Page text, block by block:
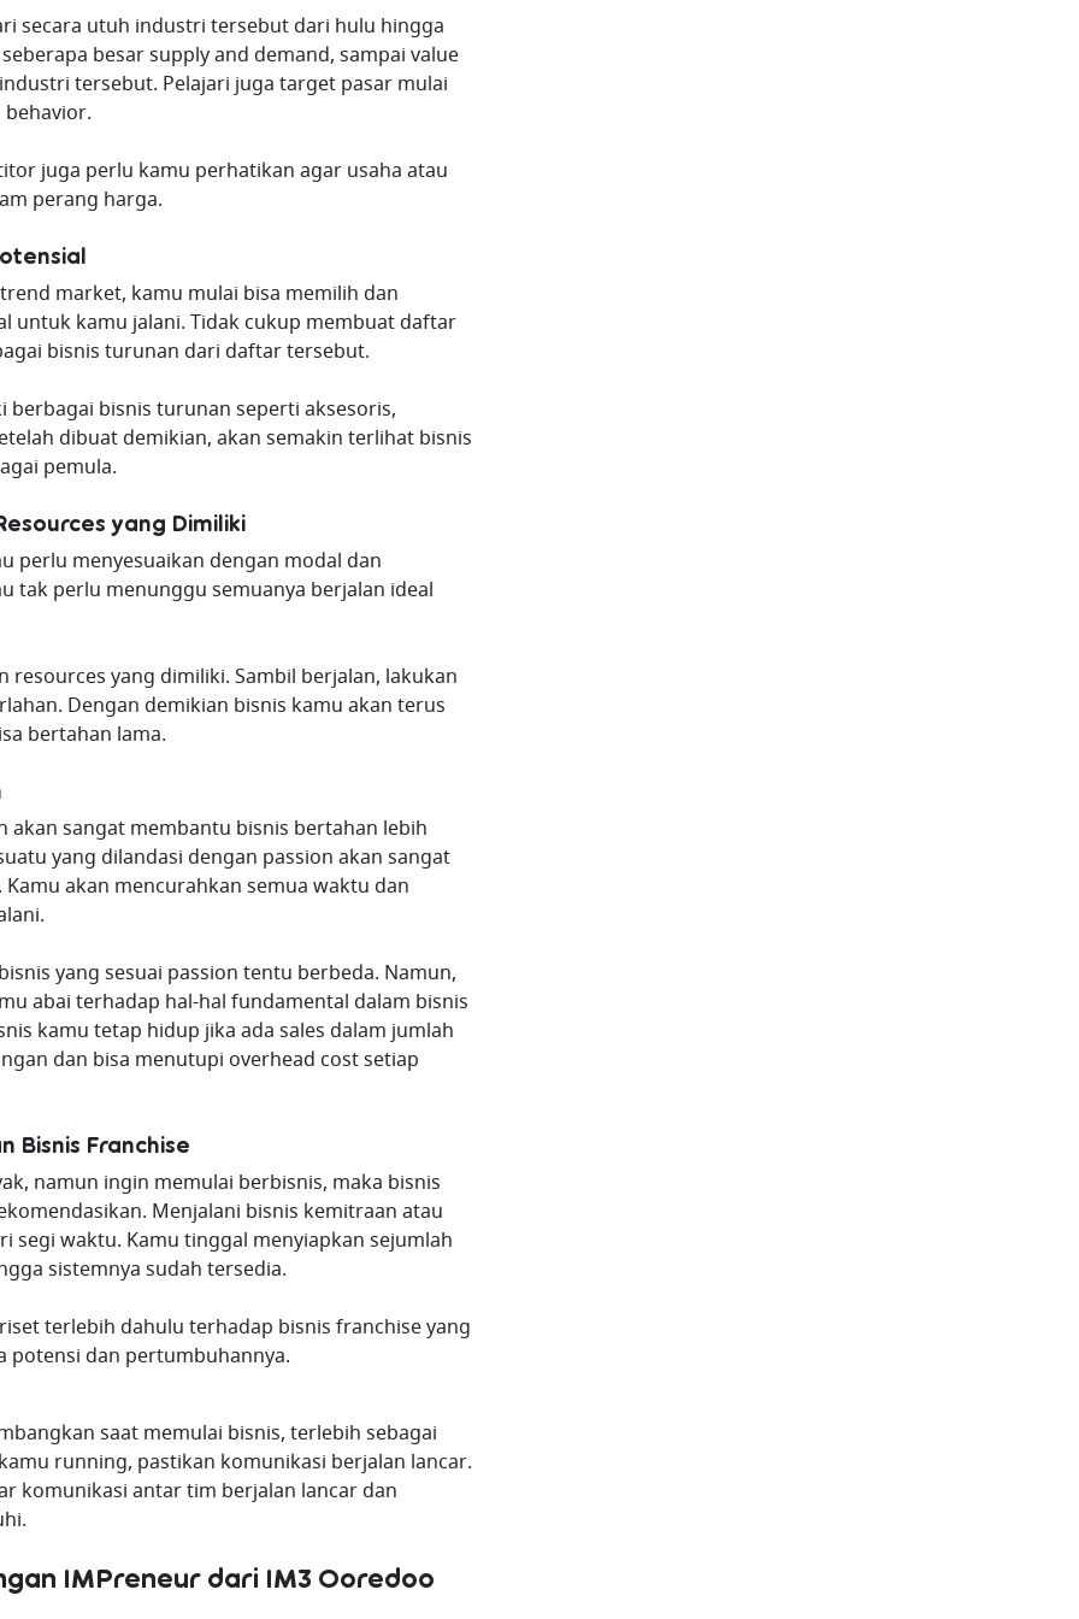
secara utuh industri tersebut dari hulu hingga
besar supply and demand, sampai value
tersebut. Pelajari juga target pasar mulai
juga perlu kamu perhatikan agar usaha atau
perang harga.
market, kamu mulai bisa memilih dan
untuk kamu jalani. Tidak cukup membuat daftar
bisnis turunan dari daftar tersebut.
bisnis turunan seperti aksesoris,
dibuat demikian, akan semakin terlihat bisnis
pemula.
yang Dimiliki
perlu menyesuaikan dengan modal dan
tak perlu menunggu semuanya berjalan ideal
resources yang dimiliki. Sambil berjalan, lakukan
Dengan demikian bisnis kamu akan terus
bertahan lama.
akan sangat membantu bisnis bertahan lebih
yang dilandasi dengan passion akan sangat
akan mencurahkan semua waktu dan
yang sesuai passion tentu berbeda. Namun,
abai terhadap hal-hal fundamental dalam bisnis
kamu tetap hidup jika ada sales dalam jumlah
dan bisa menutupi overhead cost setiap
Bisnis Franchise
namun ingin memulai berbisnis, maka bisnis
Menjalani bisnis kemitraan atau
segi waktu. Kamu tinggal menyiapkan sejumlah
sistemnya sudah tersedia.
terlebih dahulu terhadap bisnis franchise yang
potensi dan pertumbuhannya.
saat memulai bisnis, terlebih sebagai
running, pastikan komunikasi berjalan lancar.
komunikasi antar tim berjalan lancar dan
IMPreneur dari IM3 Ooredoo